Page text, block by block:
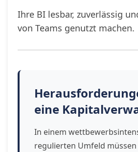
Ihre BI lesbar, zuverlässig
von Teams genutzt machen.
eine
In einem
regulierten Umfeld müssen